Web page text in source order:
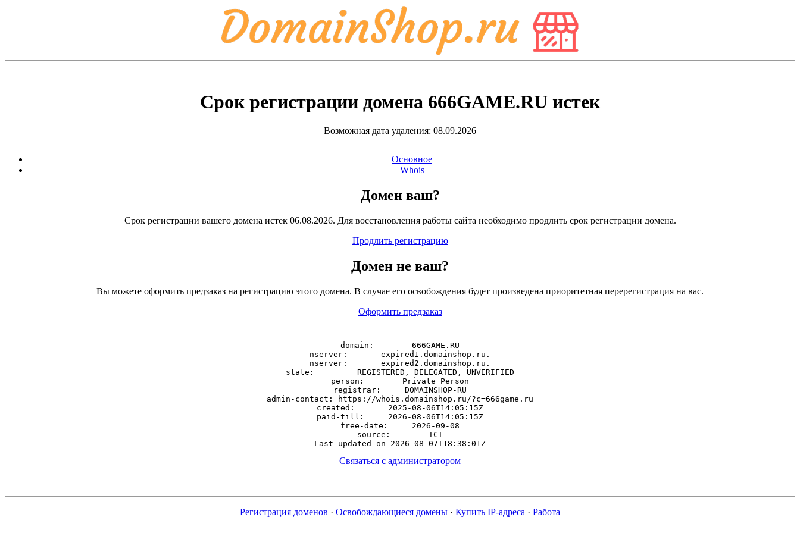
Срок регистрации домена 666GAME.RU истек
Возможная дата удаления: 08.09.2026
Основное
Whois
Домен ваш?
Срок регистрации вашего домена истек 06.08.2026. Для восстановления работы сайта необходимо продлить срок регистрации домена.
Продлить регистрацию
Домен не ваш?
Вы можете оформить предзаказ на регистрацию этого домена. В случае его освобождения будет произведена приоритетная перерегистрация на вас.
Оформить предзаказ
domain:        666GAME.RU
nserver:       expired1.domainshop.ru.
nserver:       expired2.domainshop.ru.
state:         REGISTERED, DELEGATED, UNVERIFIED
person:        Private Person
registrar:     DOMAINSHOP-RU
admin-contact: https://whois.domainshop.ru/?c=666game.ru
created:       2025-08-06T14:05:15Z
paid-till:     2026-08-06T14:05:15Z
free-date:     2026-09-08
source:        TCI
Связаться с администратором
Регистрация доменов · Освобождающиеся домены · Купить IP-адреса · Работа